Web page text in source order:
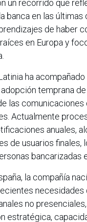
un recorrido que
banca en las últimas
de haber
en Europa y
ha acompañado
temprana
las comunicaciones
Actualmente
anuales,
de usuarios finales,
bancarizadas
la compañía
necesidades
no
estratégica,